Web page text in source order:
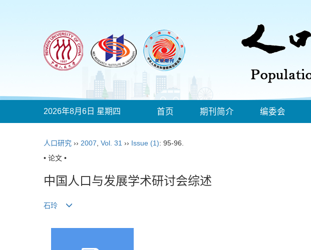
2026年8月6日 星期四 首页 期刊简介 编委会
人口研究 ›› 2007 Vol. 31 ›› Issue (1): 95-96.
• 论文 •
中国人口与发展学术研讨会综述
石玲